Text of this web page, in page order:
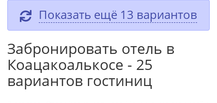
Показать ещё 13 вариантов
Забронировать отель в
Коацакоалькосе - 25
вариантов гостиниц